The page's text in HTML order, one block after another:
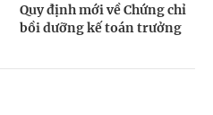
Quy định mới về Chứng chỉ
bồi dưỡng kế toán trưởng